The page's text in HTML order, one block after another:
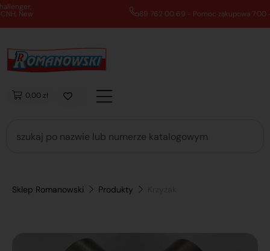
89 762 00 69 - Pomoc zakupowa 7:00 - 16:00
0,00 zł
Sklep Romanowski Produkty